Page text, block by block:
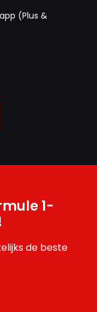
(Plus &
1-
de beste